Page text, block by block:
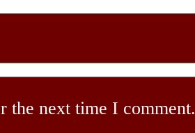
the next time I comment.